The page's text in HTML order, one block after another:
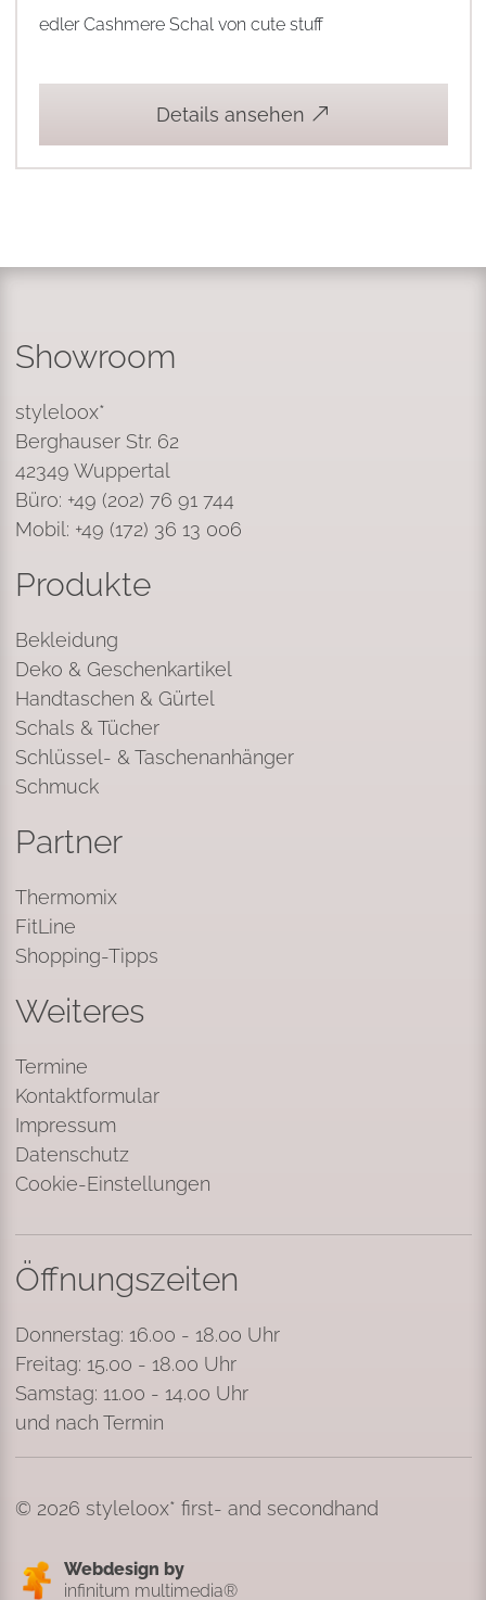
edler Cashmere Schal von cute stuff
Details ansehen
Showroom
styleloox*
Berghauser Str. 62
42349 Wuppertal
Büro: +49 (202) 76 91 744
Mobil: +49 (172) 36 13 006
Produkte
Bekleidung
Deko & Geschenkartikel
Handtaschen & Gürtel
Schals & Tücher
Schlüssel- & Taschenanhänger
Schmuck
Partner
Thermomix
FitLine
Shopping-Tipps
Weiteres
Termine
Kontaktformular
Impressum
Datenschutz
Cookie-Einstellungen
Öffnungszeiten
Donnerstag: 16.00 - 18.00 Uhr
Freitag: 15.00 - 18.00 Uhr
Samstag: 11.00 - 14.00 Uhr
und nach Termin
© 2026 styleloox* first- and secondhand
Webdesign by
infinitum multimedia®